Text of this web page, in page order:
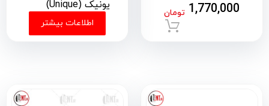
1,770,000 تومان
افزودن به سبد خرید
یونیک (Unique)
اطلاعات بیشتر